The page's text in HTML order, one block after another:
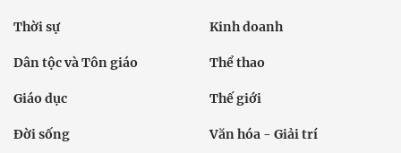
Thời sự Kinh doanh
Dân tộc và Tôn giáo Thể thao
Giáo dục Thế giới
Đời sống Văn hóa - Giải trí